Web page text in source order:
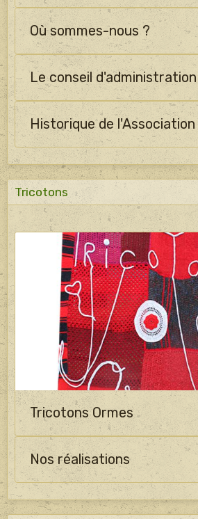
Où sommes-nous ?
Le conseil d'administration
Historique de l'Association
Tricotons
Tricotons Ormes
Nos réalisations